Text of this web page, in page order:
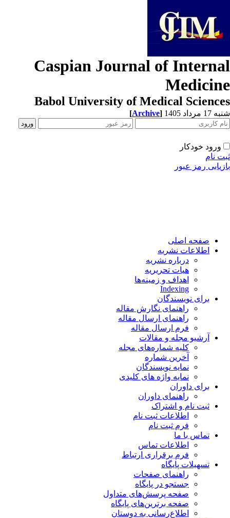
Caspian Journal of
Babol University of Medical
مرداد 1405 [Archive]
ورود خودکار
نام
رمز عبور
صفحه اصلی
اطلاعات نشریه
درباره نشریه
هیات تحریریه
اهداف و زمینه‌ها
Indexing
برای نویسندگان
راهنمای نگارش مقاله
راهنمای ارسال مقاله
فرم ارسال مقاله
آرشیو مجله و مقالات
کلیه شماره‌های مجله
آخرین شماره
نمایه نویسندگان
نمایه واژه های کلیدی
برای داوران
راهنمای داوران
ثبت نام و اشتراک
اطلاعات ثبت نام
فرم ثبت نام
تماس با ما
اطلاعات تماس
فرم برقراری ارتباط
تسهیلات پایگاه
راهنمای صفحات
جستجو در پایگاه
صفحه پرسش‌های متداول
صفحه برترین‌های پایگاه
اطلاع‌رسانی به دوستان